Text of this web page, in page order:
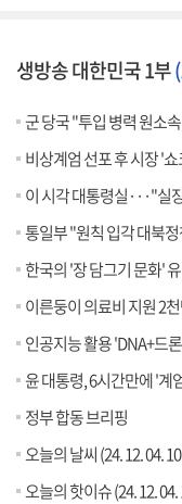
생방송 대한민국 1부
군 당국 "투입 병력 원소
비상계엄 선포 후 시장 '
이 시각 대통령실···"실
통일부 "원칙 입각 대북정
한국의 '장 담그기 문화'
이른둥이 의료비 지원 2천만
인공지능 활용 'DNA+드
윤 대통령, 6시간만에 '계
정부 합동 브리핑
오늘의 날씨 (24. 12. 04.
오늘의 핫이슈 (24. 12.